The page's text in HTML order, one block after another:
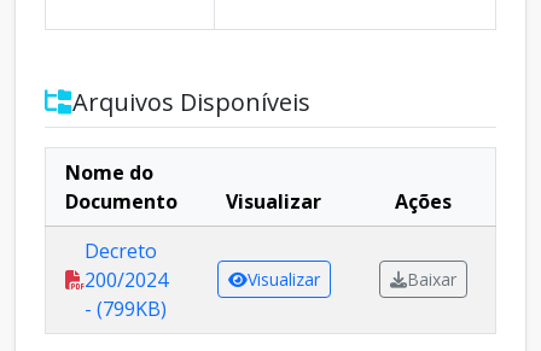
Arquivos Disponíveis
Nome do
Documento
Visualizar
Ações
Decreto
200/2024
- (799KB)
Visualizar Baixar